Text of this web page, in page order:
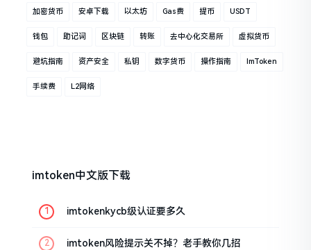
加密货币 安卓下载 以太坊 Gas费 提币 USDT
钱包 助记词 区块链 转账 去中心化交易所 虚拟货币
避坑指南 资产安全 私钥 数字货币 操作指南 ImToken
手续费 L2网络
imtoken中文版下载
imtokenkycb级认证要多久
imtoken风险提示关不掉？老手教你几招